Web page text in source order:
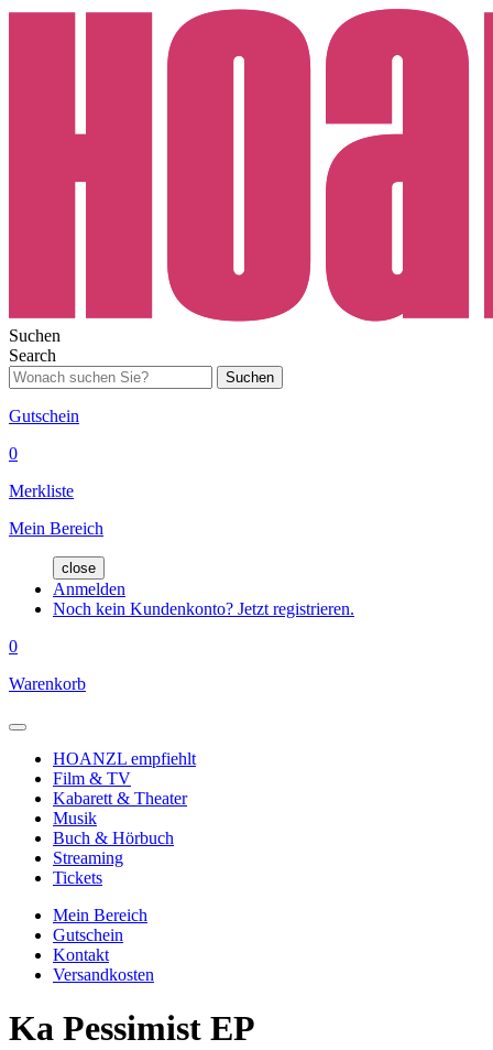
Suchen
Search
Suchen
Gutschein
0
Merkliste
Mein Bereich
close
Anmelden
Noch kein Kundenkonto? Jetzt registrieren.
0
Warenkorb
HOANZL empfiehlt
Film & TV
Kabarett & Theater
Musik
Buch & Hörbuch
Streaming
Tickets
Mein Bereich
Gutschein
Kontakt
Versandkosten
Ka Pessimist EP